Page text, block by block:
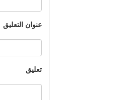
عنوان التعليق
تعليق